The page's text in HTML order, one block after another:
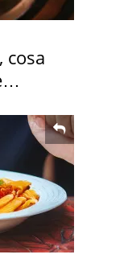
cosa